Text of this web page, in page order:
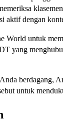
aktif dengan
World untuk
yang
berdagang,
untuk